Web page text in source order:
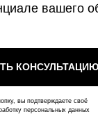
вашего
КОНСУЛЬТАЦИЮ
вы подтверждаете своё
персональных данных